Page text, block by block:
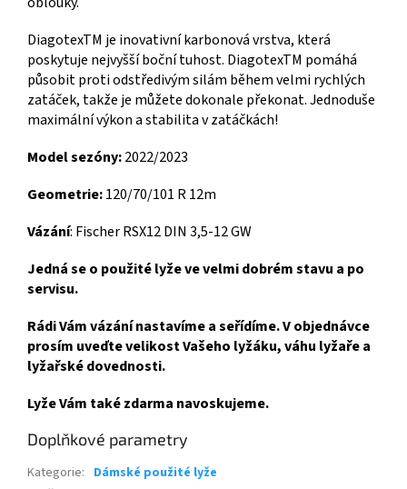
DiagotexTM je inovativní karbonová vrstva, která
poskytuje nejvyšší boční tuhost. DiagotexTM pomáhá
působit proti odstředivým silám během velmi rychlých
zatáček, takže je můžete dokonale překonat. Jednoduše
maximální výkon a stabilita v zatáčkách!
Model sezóny:2022/2023
Geometrie:120/70/101 R 12m
Vázání: Fischer RSX12 DIN 3,5-12 GW
Jedná se o použité lyže ve velmi dobrém stavu a po
servisu.
Rádi Vám vázání nastavíme a seřídíme. V objednávce
prosím uveďte velikost Vašeho lyžáku, váhu lyžaře a
lyžařské dovednosti.
Lyže Vám také zdarma navoskujeme.
Doplňkové parametry
Kategorie: Dámské použité lyže